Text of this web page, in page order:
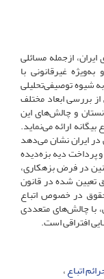
ازجمله مسائلی
غیرقانونی با
شیوه توصیفی‌تحلیلی
بررسی ابعاد مختلف
و چالش‌های این
ارائه می‌نماید.
ایران نشان می‌دهد
پرداخت دیه بزه‌دیده
در فرض بزهکاری،
تعیین شده در قانون
در خصوص اتباع
با چالش‌های متعددی
افتراقی است.
اتباع